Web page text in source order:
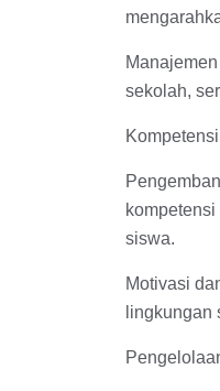
sekolah,
siswa.
Motivasi
lingkungan